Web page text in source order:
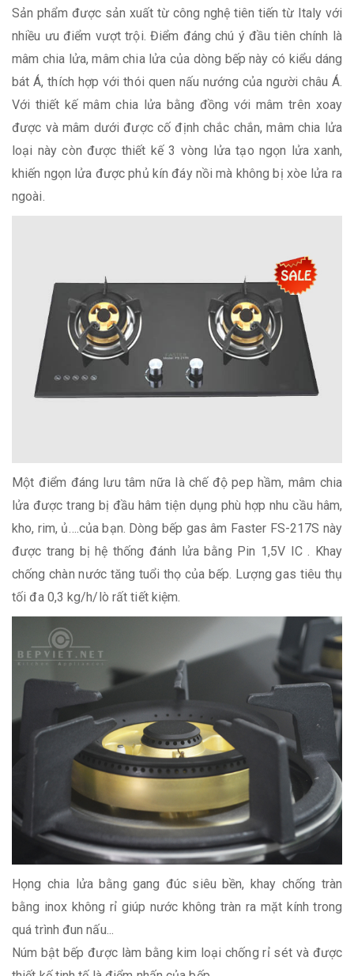
Sản phẩm được sản xuất từ công nghệ tiên tiến từ Italy với
nhiều ưu điểm vượt trội. Điểm đáng chú ý đầu tiên chính là
mâm chia lửa, mâm chia lửa của dòng bếp này có kiểu dáng
bát Á, thích hợp với thói quen nấu nướng của người châu Á.
Với thiết kế mâm chia lửa bằng đồng với mâm trên xoay
được và mâm dưới được cố định chắc chắn, mâm chia lửa
loại này còn được thiết kế 3 vòng lửa tạo ngọn lửa xanh,
khiến ngọn lửa được phủ kín đáy nồi mà không bị xòe lửa ra
ngoài.
Một điểm đáng lưu tâm nữa là chế độ pep hầm, mâm chia
lửa được trang bị đầu hâm tiện dụng phù hợp nhu cầu hâm,
kho, rim, ủ….của bạn. Dòng bếp gas âm Faster FS-217S này
được trang bị hệ thống đánh lửa bằng Pin 1,5V IC . Khay
chống chàn nước tăng tuổi thọ của bếp. Lượng gas tiêu thụ
tối đa 0,3 kg/h/lò rất tiết kiệm.
Họng chia lửa bằng gang đúc siêu bền, khay chống tràn
bằng inox không rỉ giúp nước không tràn ra mặt kính trong
quá trình đun nấu...
Núm bật bếp được làm bằng kim loại chống rỉ sét và được